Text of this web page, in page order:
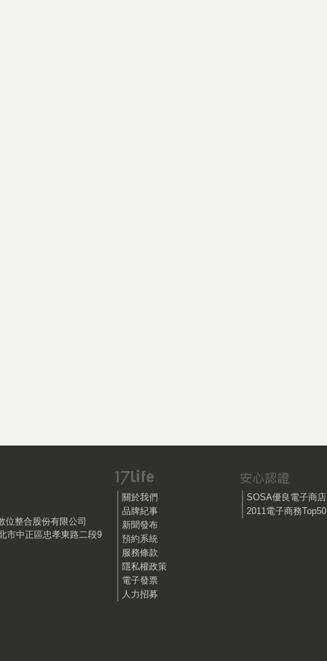
位整合股份有限公司
市中正區忠孝東路二段9
關於我們
品牌紀事
新聞發布
預約系統
服務條款
隱私權政策
電子發票
人力招募
SOSA優良電子商店
2011電子商務Top50